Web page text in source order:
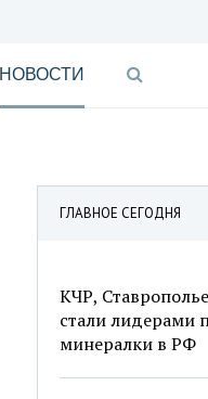
НОВОСТИ
ГЛАВНОЕ СЕГОДНЯ
КЧР,
стали лидерами
минералки в РФ